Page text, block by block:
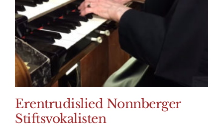
Erentrudislied Nonnberger
Stiftsvokalisten